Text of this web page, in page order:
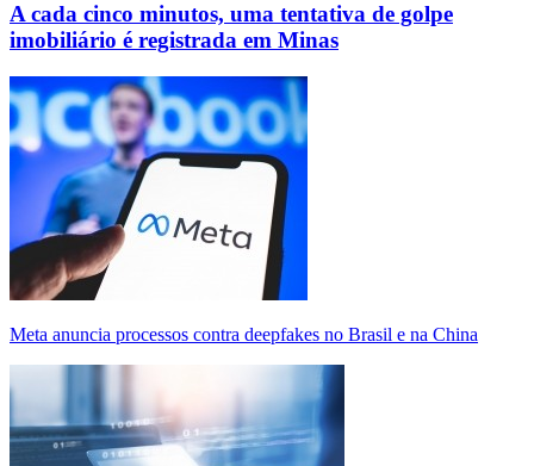
A cada cinco minutos, uma tentativa de golpe
imobiliário é registrada em Minas
Meta anuncia processos contra deepfakes no Brasil e na China